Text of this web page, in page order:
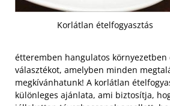
Korlátlan ételfogyasztás
étteremben hangulatos környezetben
választékot, amelyben minden
megkívánhatunk! A korlátlan
különleges ajánlata, ami biztosítja,